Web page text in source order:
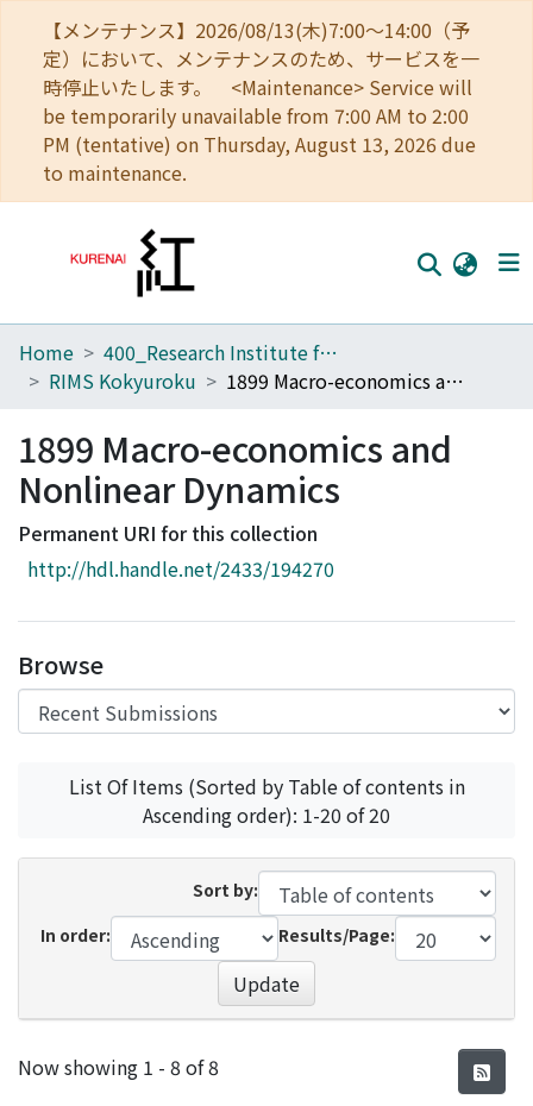
【メンテナンス】2026/08/13(木)7:00～14:00（予
定）において、メンテナンスのため、サービスを一
時停止いたします。 <Maintenance> Service will
be temporarily unavailable from 7:00 AM to 2:00
PM (tentative) on Thursday, August 13, 2026 due
to maintenance.
Home
Browse
Download Ranking
Access Statistics
Home
400_Research Institute for Mathematical Sciences
RIMS Kokyuroku
1899 Macro-economics and Nonlinear Dynamics
1899 Macro-economics and
Nonlinear Dynamics
Permanent URI for this collection
http://hdl.handle.net/2433/194270
Browse
List Of Items (Sorted by Table of contents in
Ascending order): 1-20 of 20
Sort by:
In order:
Results/Page:
Update
Recent Submissions
Now showing 1 - 8 of 8